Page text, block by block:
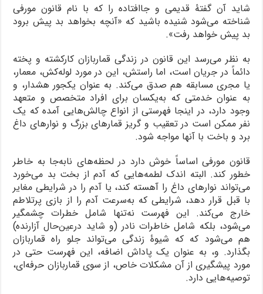
شاید آن گفتۀ قدیمی و جاافتاده را که با نام قانون مورفی
شناخته می‌شود شنیده باشید که «آنچه بخواهد بد پیش برود
بد پیش خواهد رفت».
به نظر می‌رسد این قانون در زندگی قماربازان کارکشته و پخته
دائماً در جریان است، اما راستش، این در مورد لوله‌کش، معمار،
یا مجری مسابقه هم صدق می‌کند. به عنوان یکجور هشدار، و
به عنوان خدمتی که به‌یکسان برای افراد متخصص و متعهد
وجود دارد، در اینجا فهرستی از انواع چالش‌هایی آمده که یک
نفر ممکن است در تعقیب و گریز قمارهای بزرگ و نوارهای داغ
برد و باخت با آنها مواجه شود.
قانون مورفی اساساً خوش دارد در لحظه‌های نابه‌جا به خاطر
خطور کند. البته اندک لطمه‌هایی که آدم از بخت بد می‌خورد
می‌تواند نوارهای داغ را آهسته کند، یا آدم را در شرایطی مغایر
با قبل قرار دهد، شرایطی که به‌سرعت آدم را از بازی پرتلاطم
خارج می‌کند. این فهرست نه‌تنها شامل خطرات چشمگیر
می‌شود، بلکه شامل خاطرات نادر (و شاید درعین‌حال آزارنده)
هم می‌شود که که شیوۀ زندگی می‌تواند جلو راه قماربازان
بگذارد. و، به عنوان یک پاداش اضافه، این فهرست حتی در
مورد پیشگیری از آن مشکلات خاص، از سوی قماربازان حرفه‌ای،
توصیه‌هایی دارد.